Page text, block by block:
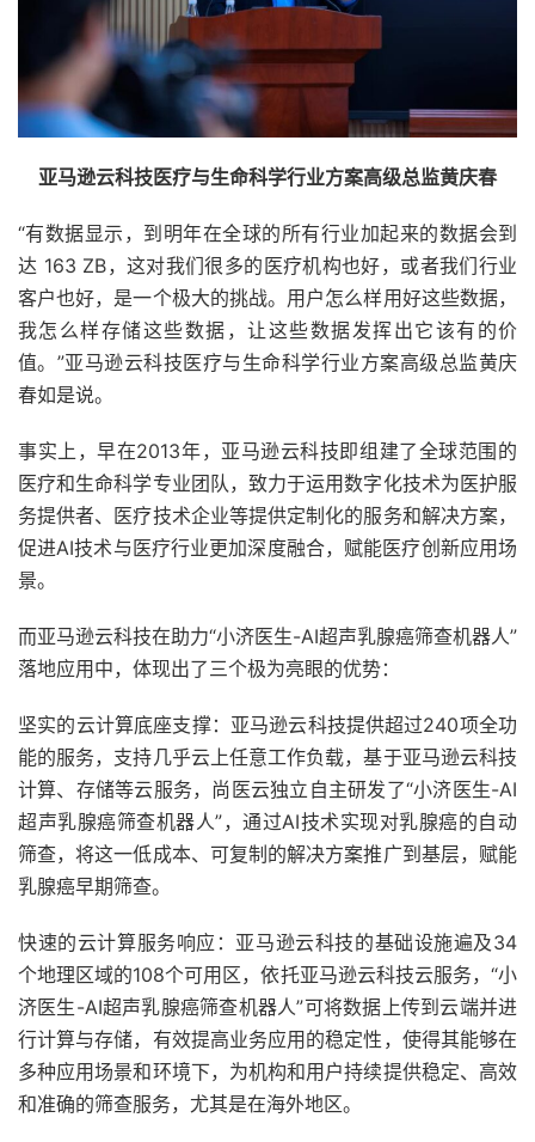
亚马逊云科技医疗与生命科学行业方案高级总监黄庆春
“有数据显示，到明年在全球的所有行业加起来的数据会到
达 163 ZB，这对我们很多的医疗机构也好，或者我们行业
客户也好，是一个极大的挑战。用户怎么样用好这些数据，
我怎么样存储这些数据，让这些数据发挥出它该有的价
值。”亚马逊云科技医疗与生命科学行业方案高级总监黄庆
春如是说。
事实上，早在2013年，亚马逊云科技即组建了全球范围的
医疗和生命科学专业团队，致力于运用数字化技术为医护服
务提供者、医疗技术企业等提供定制化的服务和解决方案，
促进AI技术与医疗行业更加深度融合，赋能医疗创新应用场
景。
而亚马逊云科技在助力“小济医生-AI超声乳腺癌筛查机器人”
落地应用中，体现出了三个极为亮眼的优势：
坚实的云计算底座支撑：亚马逊云科技提供超过240项全功
能的服务，支持几乎云上任意工作负载，基于亚马逊云科技
计算、存储等云服务，尚医云独立自主研发了“小济医生-AI
超声乳腺癌筛查机器人”，通过AI技术实现对乳腺癌的自动
筛查，将这一低成本、可复制的解决方案推广到基层，赋能
乳腺癌早期筛查。
快速的云计算服务响应：亚马逊云科技的基础设施遍及34
个地理区域的108个可用区，依托亚马逊云科技云服务，“小
济医生-AI超声乳腺癌筛查机器人”可将数据上传到云端并进
行计算与存储，有效提高业务应用的稳定性，使得其能够在
多种应用场景和环境下，为机构和用户持续提供稳定、高效
和准确的筛查服务，尤其是在海外地区。